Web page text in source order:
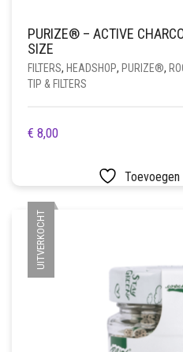
PURIZE® – ACTIVE
SIZE
FILTERS, HEADSHOP, PURIZE®,
TIP & FILTERS
€ 8,00DIT
MEERDERE
GEKOZEN
PRODUCTPAGINA
UITVERKOCHT